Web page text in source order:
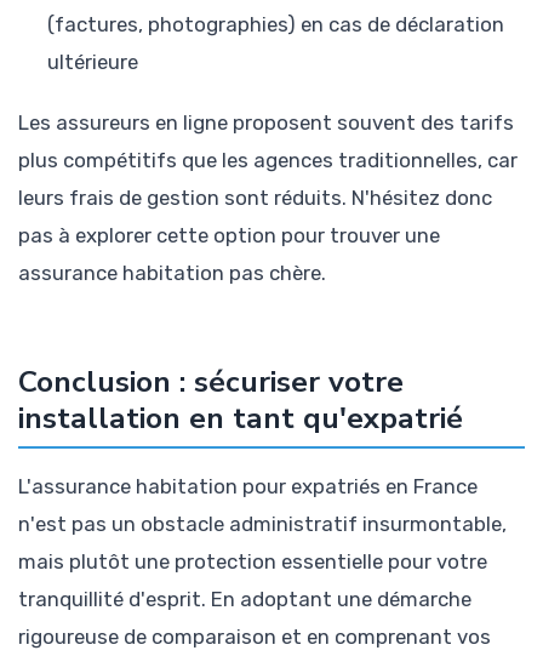
(factures, photographies) en cas de déclaration
ultérieure
Les assureurs en ligne proposent souvent des tarifs
plus compétitifs que les agences traditionnelles, car
leurs frais de gestion sont réduits. N'hésitez donc
pas à explorer cette option pour trouver une
assurance habitation pas chère.
Conclusion : sécuriser votre
installation en tant qu'expatrié
L'assurance habitation pour expatriés en France
n'est pas un obstacle administratif insurmontable,
mais plutôt une protection essentielle pour votre
tranquillité d'esprit. En adoptant une démarche
rigoureuse de comparaison et en comprenant vos